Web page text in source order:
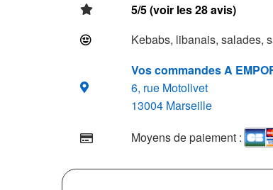
5/5 (voir les 28 avis)
Kebabs, libanais, salades,
Vos commandes A
6, rue Motolivet
13004 Marseille
Moyens de paiement :